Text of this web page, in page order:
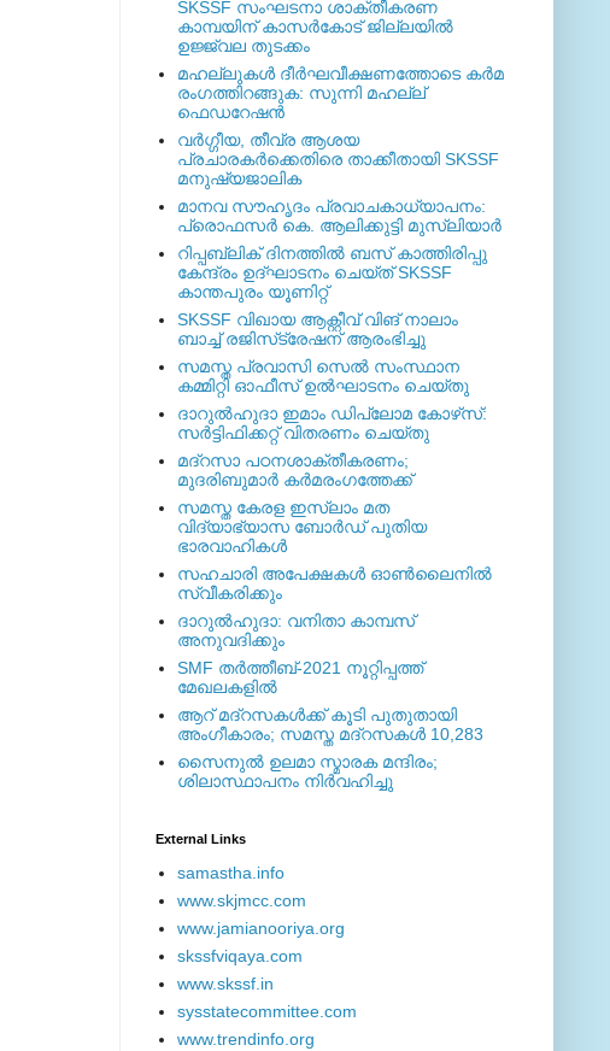
SKSSF സംഘടനാ ശാക്തീകരണ
കാമ്പയിന് കാസര്‍കോട് ജില്ലയില്‍
ഉജ്ജ്വല തുടക്കം
മഹല്ലുകള്‍ ദീര്‍ഘവീക്ഷണത്തോടെ കര്‍മ
രംഗത്തിറങ്ങുക: സുന്നി മഹല്ല്
ഫെഡറേഷന്‍
വര്‍ഗ്ഗീയ, തീവ്ര ആശയ
പ്രചാരകര്‍ക്കെതിരെ താക്കീതായി SKSSF
മനുഷ്യജാലിക
മാനവ സൗഹൃദം പ്രവാചകാധ്യാപനം:
പ്രൊഫസർ കെ. ആലിക്കുട്ടി മുസ്ലിയാർ
റിപ്പബ്ലിക് ദിനത്തില്‍ ബസ് കാത്തിരിപ്പു
കേന്ദ്രം ഉദ്ഘാടനം ചെയ്ത്‌ SKSSF
കാന്തപുരം യൂണിറ്റ്
SKSSF വിഖായ ആക്റ്റീവ് വിങ് നാലാം
ബാച്ച് രജിസ്‌ട്രേഷന് ആരംഭിച്ചു
സമസ്ത പ്രവാസി സെല്‍ സംസ്ഥാന
കമ്മിറ്റി ഓഫീസ് ഉല്‍ഘാടനം ചെയ്തു
ദാറുല്‍ഹുദാ ഇമാം ഡിപ്ലോമ കോഴ്‌സ്:
സര്‍ട്ടിഫിക്കറ്റ് വിതരണം ചെയ്തു
മദ്‌റസാ പഠനശാക്തീകരണം;
മുദരിബുമാര്‍ കര്‍മരംഗത്തേക്ക്
സമസ്ത കേരള ഇസ്ലാം മത
വിദ്യാഭ്യാസ ബോര്‍ഡ് പുതിയ
ഭാരവാഹികള്‍
സഹചാരി അപേക്ഷകൾ ഓൺലൈനിൽ
സ്വീകരിക്കും
ദാറുല്‍ഹുദാ: വനിതാ കാമ്പസ്
അനുവദിക്കും
SMF തര്‍ത്തീബ്-2021 നൂറ്റിപ്പത്ത്
മേഖലകളില്‍
ആറ് മദ്റസകള്‍ക്ക് കൂടി പുതുതായി
അംഗീകാരം; സമസ്ത മദ്റസകള്‍ 10,283
സൈനുല്‍ ഉലമാ സ്മാരക മന്ദിരം;
ശിലാസ്ഥാപനം നിര്‍വഹിച്ചു
External ‎Links
samastha.info
www.skjmcc.com
www.jamianooriya.org
skssfviqaya.com
www.skssf.in
sysstatecommittee.com
www.trendinfo.org